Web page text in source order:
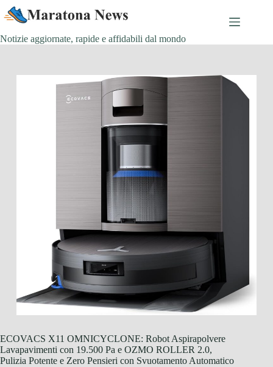
Salta
al
contenuto
Notizie aggiornate, rapide e affidabili dal mondo
ECOVACS X11 OMNICYCLONE: Robot Aspirapolvere
Lavapavimenti con 19.500 Pa e OZMO ROLLER 2.0,
Pulizia Potente e Zero Pensieri con Svuotamento Automatico